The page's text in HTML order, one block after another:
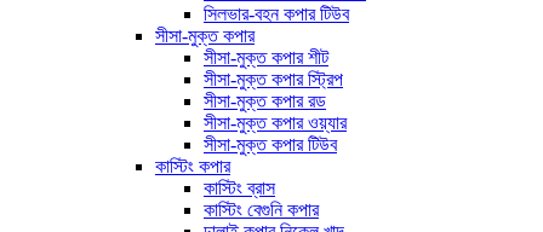
সিলভার-বহন কপার টিউব
সীসা-মুক্ত কপার
সীসা-মুক্ত কপার শীট
সীসা-মুক্ত কপার স্ট্রিপ
সীসা-মুক্ত কপার রড
সীসা-মুক্ত কপার ওয়্যার
সীসা-মুক্ত কপার টিউব
কাস্টিং কপার
কাস্টিং ব্রাস
কাস্টিং বেগুনি কপার